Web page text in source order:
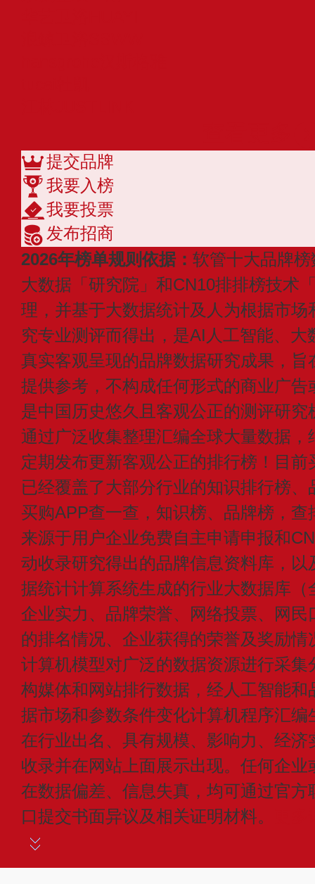
提交品牌
我要入榜
我要投票
发布招商
2026年榜单规则依据： 软管十大品牌
大数据「研究院」和CN10排排榜技术
理，并基于大数据统计及人为根据市
究专业测评而得出，是AI人工智能、
真实客观呈现的品牌数据研究成果，
提供参考，不构成任何形式的商业广
是中国历史悠久且客观公正的测评研
通过广泛收集整理汇编全球大量数据
定期发布更新客观公正的排行榜！目
已经覆盖了大部分行业的知识排行榜
买购APP查一查，知识榜、品牌榜，
来源于用户企业免费自主申请申报和
动收录研究得出的品牌信息资料库，
据统计计算系统生成的行业大数据库
企业实力、品牌荣誉、网络投票、网
的排名情况、企业获得的荣誉及奖励
计算机模型对广泛的数据资源进行采
构媒体和网站排行数据，经人工智能
据市场和参数条件变化计算机程序汇
在行业出名、具有规模、影响力、经
收录并在网站上面展示出现。任何企
在数据偏差、信息失真，均可通过官
口提交书面异议及相关证明材料。